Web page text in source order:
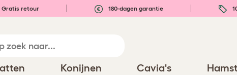
Gratis retour 180-dagen garantie
Konijnen Cavia's